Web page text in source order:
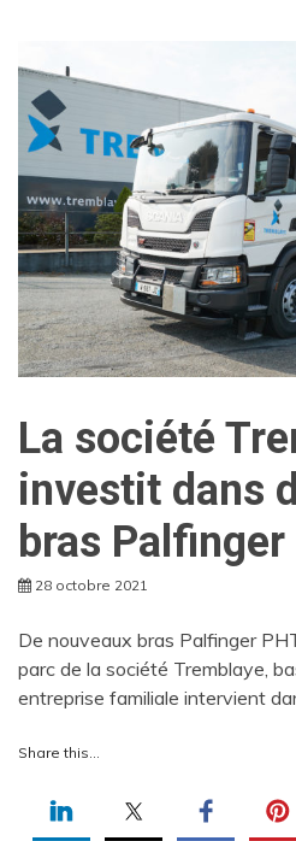
La société
investit dans
bras Palfinger
28 octobre 2021
De nouveaux bras Palfinger
parc de la société Tremblaye,
entreprise familiale intervient
Share this...